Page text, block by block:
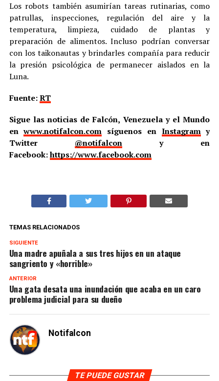
Los robots también asumirían tareas rutinarias, como
patrullas, inspecciones, regulación del aire y la
temperatura, limpieza, cuidado de plantas y
preparación de alimentos. Incluso podrían conversar
con los taikonautas y brindarles compañía para reducir
la presión psicológica de permanecer aislados en la
Luna.
Fuente:RT
Sigue las noticias de Falcón, Venezuela y el Mundo
enwww.notifalcon.com síguenos en Instagramy
Twitter @notifalcony en
Facebook:https://www.facebook.com
TEMAS RELACIONADOS
SIGUIENTE
Una madre apuñala a sus tres hijos en un ataque
sangriento y «horrible»
ANTERIOR
Una gata desata una inundación que acaba en un caro
problema judicial para su dueño
Notifalcon
TE PUEDE GUSTAR